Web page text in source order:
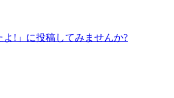
!」に投稿してみませんか?